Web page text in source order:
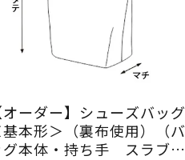
オーダー】シューズバッグ
基本形＞（裏布使用）（バ
グ本体・持ち手 スラブコ